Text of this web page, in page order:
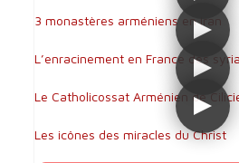
3 monastères arméniens en Iran
L’enracinement en France des
Le Catholicossat Arménien de
Les icônes des miracles du Christ